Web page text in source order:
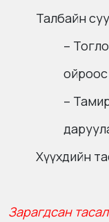
Талбайн
–
–
Хүүхдийн
Зарагдсан